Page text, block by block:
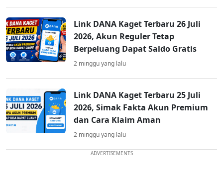
Link DANA Kaget Terbaru 26 Juli
2026, Akun Reguler Tetap
Berpeluang Dapat Saldo Gratis
2 minggu yang lalu
Link DANA Kaget Terbaru 25 Juli
2026, Simak Fakta Akun Premium
dan Cara Klaim Aman
2 minggu yang lalu
ADVERTISEMENTS